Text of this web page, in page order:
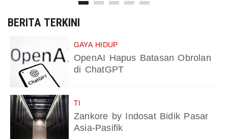
BERITA TERKINI
GAYA HIDUP
OpenAI Hapus Batasan Obrolan
di ChatGPT
TI
Zankore by Indosat Bidik Pasar
Asia-Pasifik